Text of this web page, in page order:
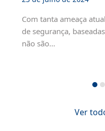
Com tanta ameaça
de segurança,
não são…
Ver